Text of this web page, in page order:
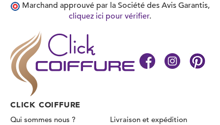
CLICK COIFFURE
Qui sommes nous ?
Livraison et expédition
Marchand approuvé par la Société des Avis Garantis,
cliquez ici pour vérifier.